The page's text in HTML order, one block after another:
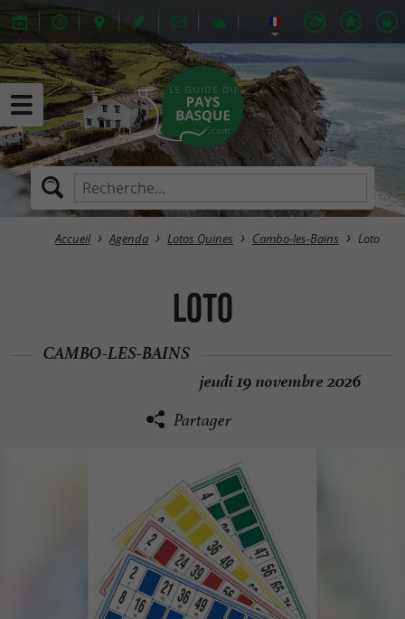
Accueil Agenda Lotos Quines Cambo-les-Bains Loto
Loto
CAMBO-LES-BAINS
jeudi 19 novembre 2026
Partager